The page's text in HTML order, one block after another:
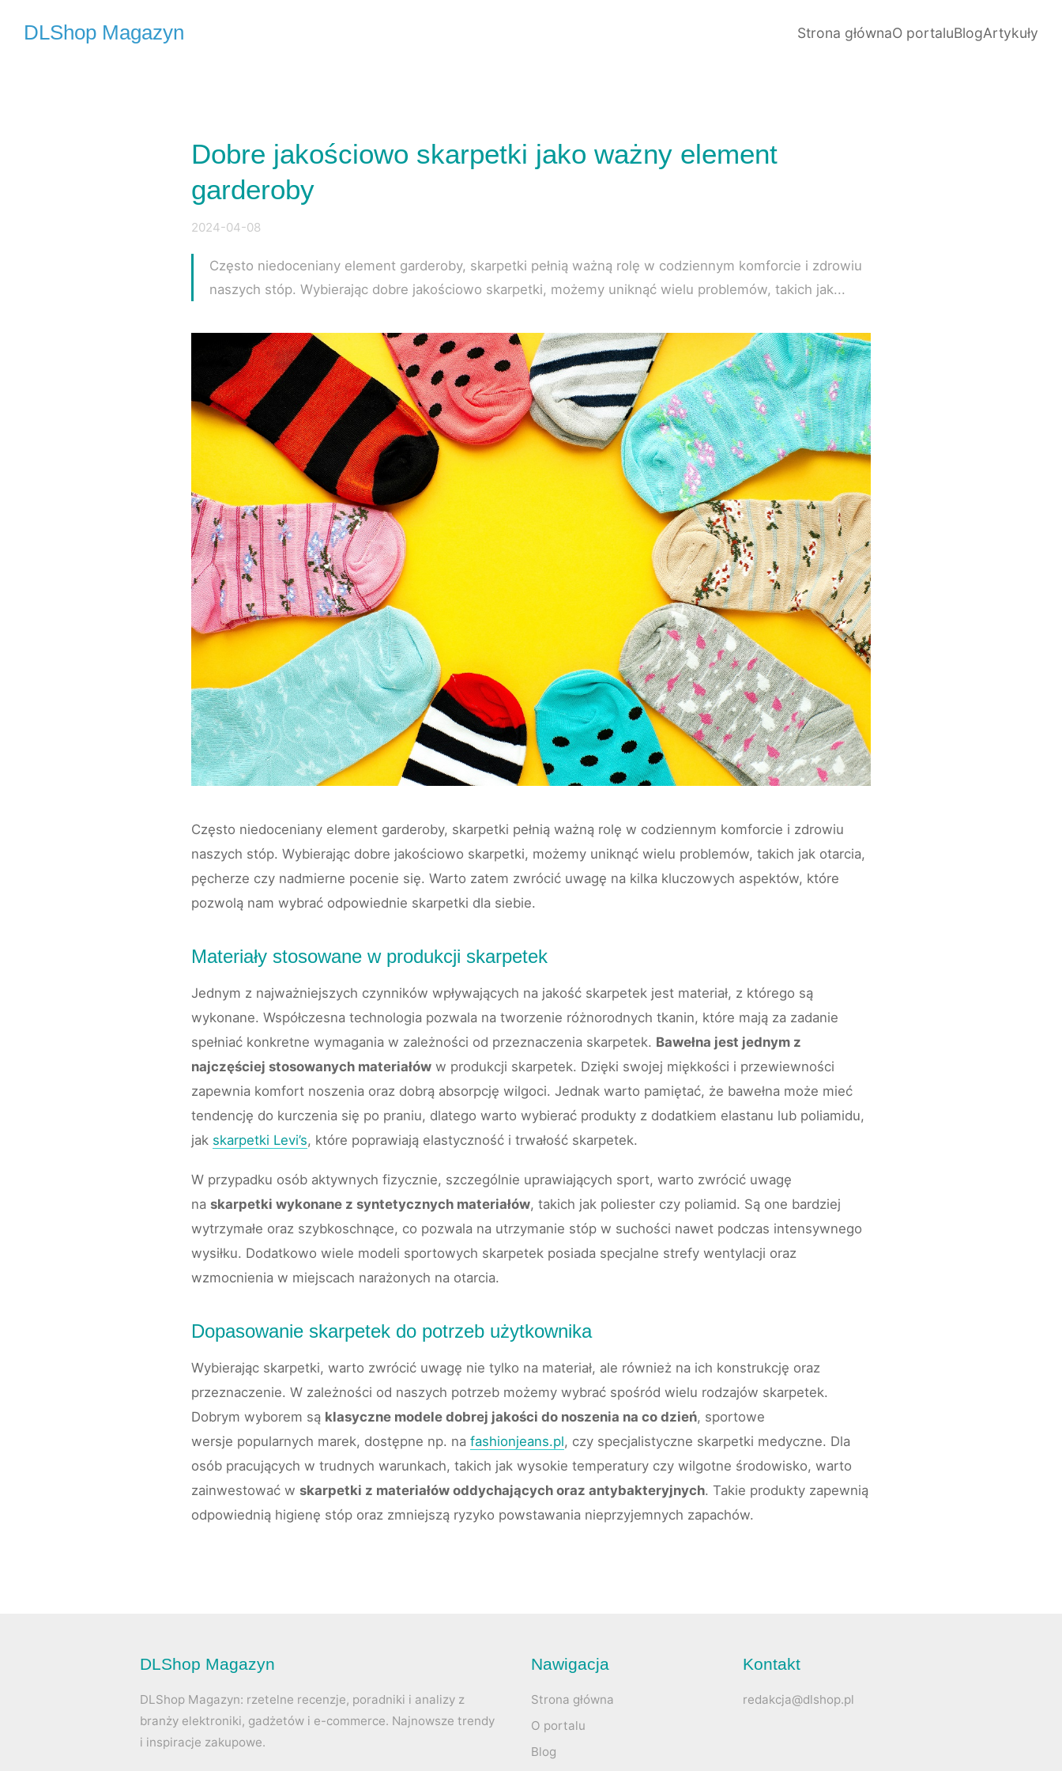
DLShop Magazyn Strona głównaO portaluBlogArtykuły
Dobre jakościowo skarpetki jako ważny element
garderoby
2024-04-08
Często niedoceniany element garderoby, skarpetki pełnią ważną rolę w codziennym komforcie i zdrowiu
naszych stóp. Wybierając dobre jakościowo skarpetki, możemy uniknąć wielu problemów, takich jak...
Często niedoceniany element garderoby, skarpetki pełnią ważną rolę w codziennym komforcie i zdrowiu
naszych stóp. Wybierając dobre jakościowo skarpetki, możemy uniknąć wielu problemów, takich jak otarcia,
pęcherze czy nadmierne pocenie się. Warto zatem zwrócić uwagę na kilka kluczowych aspektów, które
pozwolą nam wybrać odpowiednie skarpetki dla siebie.
Materiały stosowane w produkcji skarpetek
Jednym z najważniejszych czynników wpływających na jakość skarpetek jest materiał, z którego są
wykonane. Współczesna technologia pozwala na tworzenie różnorodnych tkanin, które mają za zadanie
spełniać konkretne wymagania w zależności od przeznaczenia skarpetek. Bawełna jest jednym z
najczęściej stosowanych materiałów w produkcji skarpetek. Dzięki swojej miękkości i przewiewności
zapewnia komfort noszenia oraz dobrą absorpcję wilgoci. Jednak warto pamiętać, że bawełna może mieć
tendencję do kurczenia się po praniu, dlatego warto wybierać produkty z dodatkiem elastanu lub poliamidu,
jak skarpetki Levi’s, które poprawiają elastyczność i trwałość skarpetek.
W przypadku osób aktywnych fizycznie, szczególnie uprawiających sport, warto zwrócić uwagę
na skarpetki wykonane z syntetycznych materiałów, takich jak poliester czy poliamid. Są one bardziej
wytrzymałe oraz szybkoschnące, co pozwala na utrzymanie stóp w suchości nawet podczas intensywnego
wysiłku. Dodatkowo wiele modeli sportowych skarpetek posiada specjalne strefy wentylacji oraz
wzmocnienia w miejscach narażonych na otarcia.
Dopasowanie skarpetek do potrzeb użytkownika
Wybierając skarpetki, warto zwrócić uwagę nie tylko na materiał, ale również na ich konstrukcję oraz
przeznaczenie. W zależności od naszych potrzeb możemy wybrać spośród wielu rodzajów skarpetek.
Dobrym wyborem są klasyczne modele dobrej jakości do noszenia na co dzień, sportowe
wersje popularnych marek, dostępne np. na fashionjeans.pl, czy specjalistyczne skarpetki medyczne. Dla
osób pracujących w trudnych warunkach, takich jak wysokie temperatury czy wilgotne środowisko, warto
zainwestować w skarpetki z materiałów oddychających oraz antybakteryjnych. Takie produkty zapewnią
odpowiednią higienę stóp oraz zmniejszą ryzyko powstawania nieprzyjemnych zapachów.
DLShop Magazyn
DLShop Magazyn: rzetelne recenzje, poradniki i analizy z
branży elektroniki, gadżetów i e-commerce. Najnowsze trendy
i inspiracje zakupowe.
Nawigacja
Strona główna
O portalu
Blog
Kontakt
redakcja@dlshop.pl